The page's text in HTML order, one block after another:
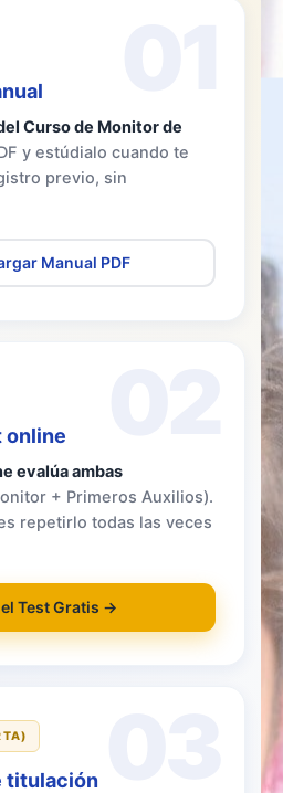
Curso de Monitor de
y estúdialo cuando te
previo, sin
Manual PDF
online
evalúa ambas
+ Primeros Auxilios).
repetirlo todas las veces
Test Gratis →
titulación